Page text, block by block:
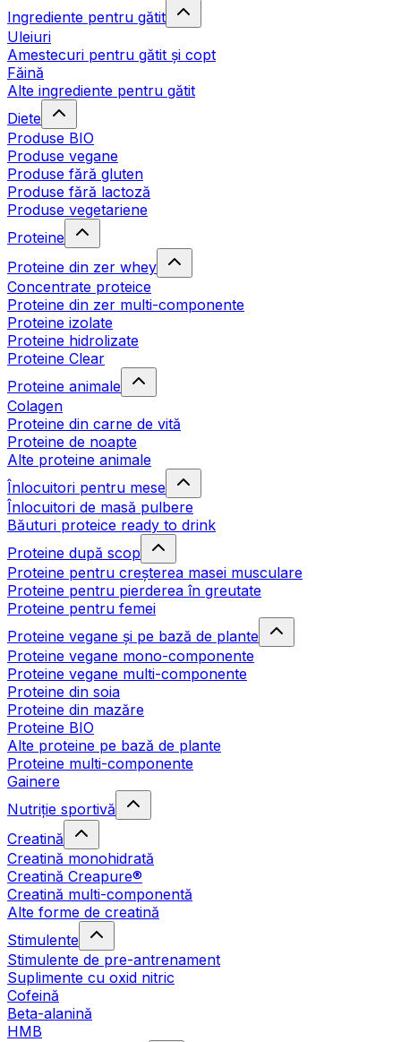
Ingrediente pentru gătit
Uleiuri
Amestecuri pentru gătit și copt
Făină
Alte ingrediente pentru gătit
Diete
Produse BIO
Produse vegane
Produse fără gluten
Produse fără lactoză
Produse vegetariene
Proteine
Proteine din zer whey
Concentrate proteice
Proteine din zer multi-componente
Proteine izolate
Proteine hidrolizate
Proteine Clear
Proteine animale
Colagen
Proteine din carne de vită
Proteine de noapte
Alte proteine animale
Înlocuitori pentru mese
Înlocuitori de masă pulbere
Băuturi proteice ready to drink
Proteine după scop
Proteine pentru creșterea masei musculare
Proteine pentru pierderea în greutate
Proteine pentru femei
Proteine vegane și pe bază de plante
Proteine vegane mono-componente
Proteine vegane multi-componente
Proteine din soia
Proteine din mazăre
Proteine BIO
Alte proteine pe bază de plante
Proteine multi-componente
Gainere
Nutriție sportivă
Creatină
Creatină monohidrată
Creatină Creapure®
Creatină multi-componentă
Alte forme de creatină
Stimulente
Stimulente de pre-antrenament
Suplimente cu oxid nitric
Cofeină
Beta-alanină
HMB